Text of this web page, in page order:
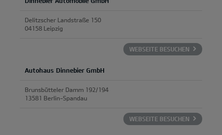
Delitzscher Landstraße 150
04158 Leipzig
WEBSEITE BESUCHEN
Autohaus Dinnebier GmbH
Brunsbütteler Damm 192/194
13581 Berlin-Spandau
WEBSEITE BESUCHEN